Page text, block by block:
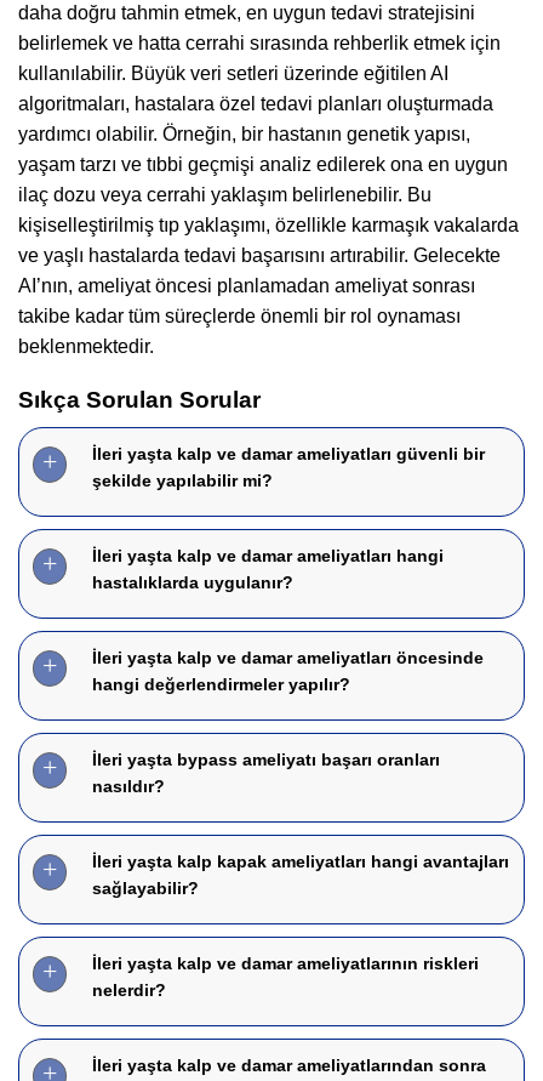
daha doğru tahmin etmek, en uygun tedavi stratejisini
belirlemek ve hatta cerrahi sırasında rehberlik etmek için
kullanılabilir. Büyük veri setleri üzerinde eğitilen AI
algoritmaları, hastalara özel tedavi planları oluşturmada
yardımcı olabilir. Örneğin, bir hastanın genetik yapısı,
yaşam tarzı ve tıbbi geçmişi analiz edilerek ona en uygun
ilaç dozu veya cerrahi yaklaşım belirlenebilir. Bu
kişiselleştirilmiş tıp yaklaşımı, özellikle karmaşık vakalarda
ve yaşlı hastalarda tedavi başarısını artırabilir. Gelecekte
AI’nın, ameliyat öncesi planlamadan ameliyat sonrası
takibe kadar tüm süreçlerde önemli bir rol oynaması
beklenmektedir.
Sıkça Sorulan Sorular
İleri yaşta kalp ve damar ameliyatları güvenli bir
şekilde yapılabilir mi?
İleri yaşta kalp ve damar ameliyatları hangi
hastalıklarda uygulanır?
İleri yaşta kalp ve damar ameliyatları öncesinde
hangi değerlendirmeler yapılır?
İleri yaşta bypass ameliyatı başarı oranları
nasıldır?
İleri yaşta kalp kapak ameliyatları hangi avantajları
sağlayabilir?
İleri yaşta kalp ve damar ameliyatlarının riskleri
nelerdir?
İleri yaşta kalp ve damar ameliyatlarından sonra